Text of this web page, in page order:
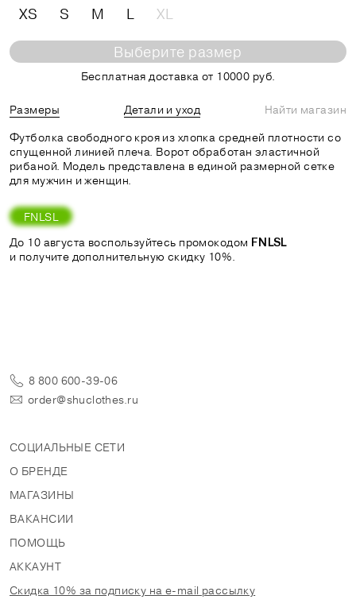
XS S M L XL
Выберите размер
Бесплатная доставка от 10000 руб.
Размеры Детали и уход
Найти магазин
Футболка свободного кроя из хлопка средней плотности со
спущенной линией плеча. Ворот обработан эластичной
рибаной. Модель представлена в единой размерной сетке
для мужчин и женщин.
FNLSL
До 10 августа воспользуйтесь промокодом FNLSL
и получите дополнительную скидку 10%.
8 800 600-39-06
order@shuclothes.ru
СОЦИАЛЬНЫЕ СЕТИ
О БРЕНДЕ
МАГАЗИНЫ
ВАКАНСИИ
ПОМОЩЬ
АККАУНТ
Скидка 10% за подписку на e-mail рассылку